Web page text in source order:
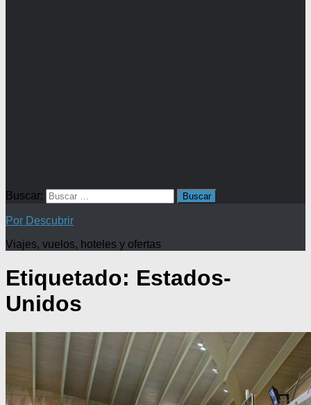
Buscar:
Por Descubrir
Viajes, vuelos, hoteles y ofertas
Etiquetado: Estados-
Unidos